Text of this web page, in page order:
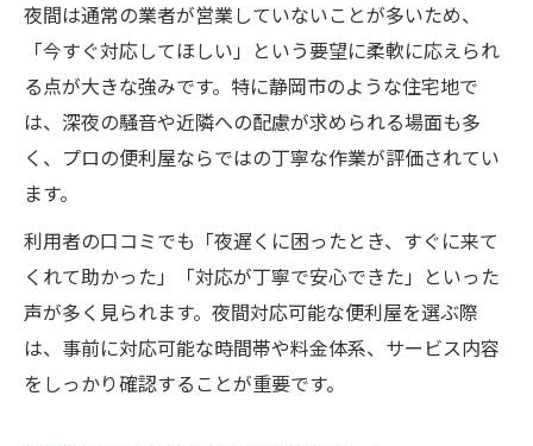
夜間は通常の業者が営業していないことが多いため、
「今すぐ対応してほしい」という要望に柔軟に応えられ
る点が大きな強みです。特に静岡市のような住宅地で
は、深夜の騒音や近隣への配慮が求められる場面も多
く、プロの便利屋ならではの丁寧な作業が評価されてい
ます。
利用者の口コミでも「夜遅くに困ったとき、すぐに来て
くれて助かった」「対応が丁寧で安心できた」といった
声が多く見られます。夜間対応可能な便利屋を選ぶ際
は、事前に対応可能な時間帯や料金体系、サービス内容
をしっかり確認することが重要です。